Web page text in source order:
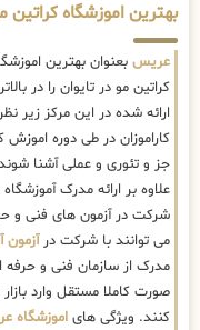
بهترین اموزشگاه کراتین
عریس بعنوان بهترین
کراتین مو در تایوان را در
ارائه شده در این مرکز زیر
کاراموزان در طی دوره
جز و تئوری و عملی آشنا
علاوه بر ارائه مدرک
شرکت در آزمون های فنی و
می توانند با شرکت درآزمون
مدرک از سازمان فنی و حرفه
صورت کاملا مستقل وارد
کنند. ویژگی های اموزشگاه